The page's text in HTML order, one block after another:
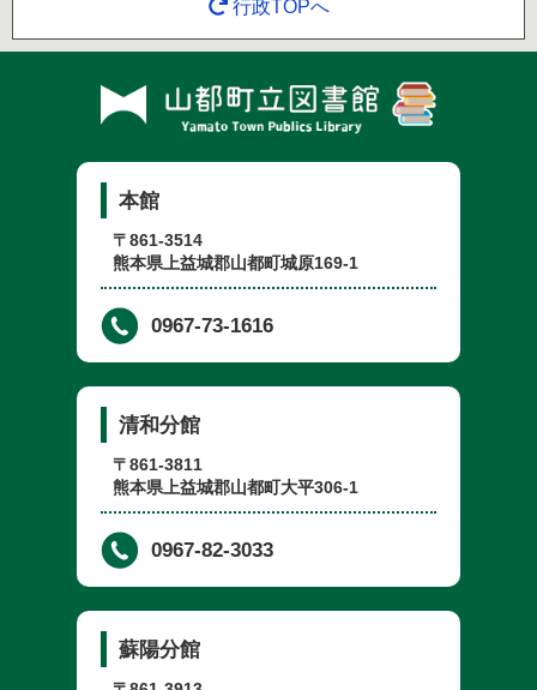
行政TOPへ
本館
〒861-3514
熊本県上益城郡山都町城原169-1
0967-73-1616
清和分館
〒861-3811
熊本県上益城郡山都町大平306-1
0967-82-3033
蘇陽分館